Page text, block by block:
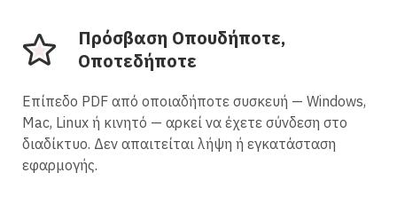
Πρόσβαση Οπουδήποτε,
Οποτεδήποτε
Επίπεδο PDF από οποιαδήποτε συσκευή — Windows,
Mac, Linux ή κινητό — αρκεί να έχετε σύνδεση στο
διαδίκτυο. Δεν απαιτείται λήψη ή εγκατάσταση
εφαρμογής.